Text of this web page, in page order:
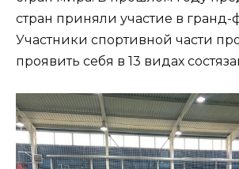
стран приняли участие в гранд-
Участники спортивной части
проявить себя в 13 видах